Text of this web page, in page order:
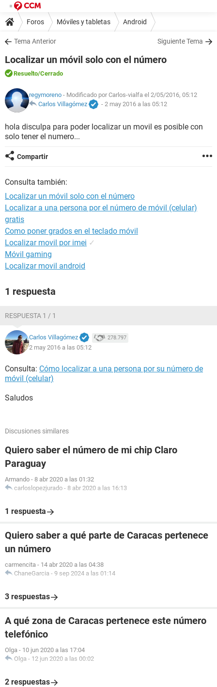
Foros Móviles y tabletas Android
Tema Anterior Siguiente Tema
Localizar un móvil solo con el número
Resuelto/Cerrado
regymoreno - Modificado por Carlos-vialfa el 2/05/2016, 05:12
Carlos Villagómez
- 2 may 2016 a las 05:12
hola disculpa para poder localizar un movil es posible con
solo tener el numero...
Compartir
Consulta también:
Localizar un móvil solo con el número
Localizar a una persona por el número de móvil (celular)
gratis
Como poner grados en el teclado móvil
Localizar movil por imei ✓
Móvil gaming
Localizar movil android
1 respuesta
RESPUESTA 1 / 1
Carlos Villagómez 278.797
2 may 2016 a las 05:12
Consulta: Cómo localizar a una persona por su número de
móvil (celular)
Saludos
Discusiones similares
Quiero saber el número de mi chip Claro
Paraguay
Armando - 8 abr 2020 a las 01:32
carloslopezjurado - 8 abr 2020 a las 16:13
1 respuesta
Quiero saber a qué parte de Caracas pertenece
un número
carmencita - 14 abr 2020 a las 04:38
ChaneGarcia - 9 sep 2024 a las 01:14
3 respuestas
A qué zona de Caracas pertenece este número
telefónico
Olga - 10 jun 2020 a las 17:04
Olga - 12 jun 2020 a las 00:02
2 respuestas